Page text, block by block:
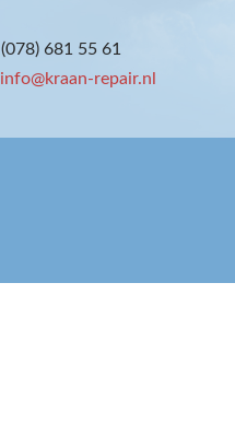
(078) 681 55 61
info@kraan-repair.nl